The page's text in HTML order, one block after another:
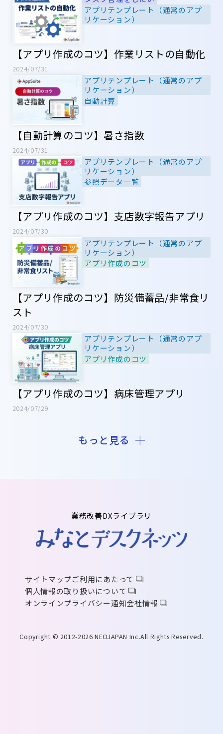
アプリテンプレート（通常のアプ
リケーション）
【アプリ作成のコツ】作業リストの自動化
2024/07/31
アプリテンプレート（通常のアプ
リケーション）
自動計算
【自動計算のコツ】暑さ指数
2024/07/31
アプリテンプレート（通常のアプ
リケーション）
参照データ一覧
【アプリ作成のコツ】支店数字報告アプリ
2024/07/30
アプリテンプレート（通常のアプ
リケーション）
アプリ作成のコツ
【アプリ作成のコツ】防災備蓄品/非常食リ
スト
2024/07/30
アプリテンプレート（通常のアプ
リケーション）
アプリ作成のコツ
【アプリ作成のコツ】病床管理アプリ
2024/07/29
もっと見る
業務改善DXライブラリ
サイトマップご利用にあたって
個人情報の取り扱いについて
オンラインプライバシー通知会社情報
Copyright © 2012-2026 NEOJAPAN Inc.All Rights Reserved.